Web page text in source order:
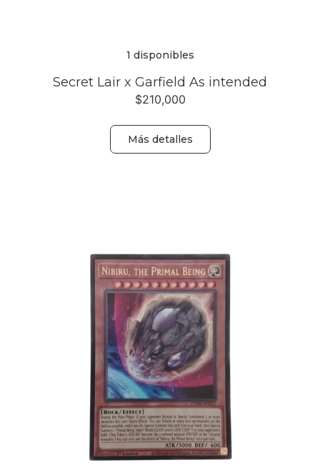
1 disponibles
Secret Lair x Garfield As intended
$210,000
Más detalles